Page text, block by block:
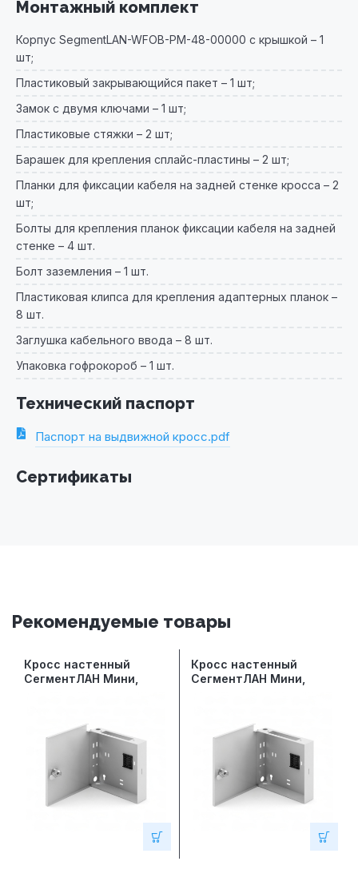
Монтажный комплект
Корпус SegmentLAN-WFOB-PM-48-00000 с крышкой – 1
шт;
Пластиковый закрывающийся пакет – 1 шт;
Замок с двумя ключами – 1 шт;
Пластиковые стяжки – 2 шт;
Барашек для крепления сплайс-пластины – 2 шт;
Планки для фиксации кабеля на задней стенке кросса – 2
шт;
Болты для крепления планок фиксации кабеля на задней
стенке – 4 шт.
Болт заземления – 1 шт.
Пластиковая клипса для крепления адаптерных планок –
8 шт.
Заглушка кабельного ввода – 8 шт.
Упаковка гофрокороб – 1 шт.
Технический паспорт
Паспорт на выдвижной кросс.pdf
Сертификаты
Рекомендуемые товары
Кросс настенный
СегментЛАН Мини,
Кросс настенный
СегментЛАН Мини,